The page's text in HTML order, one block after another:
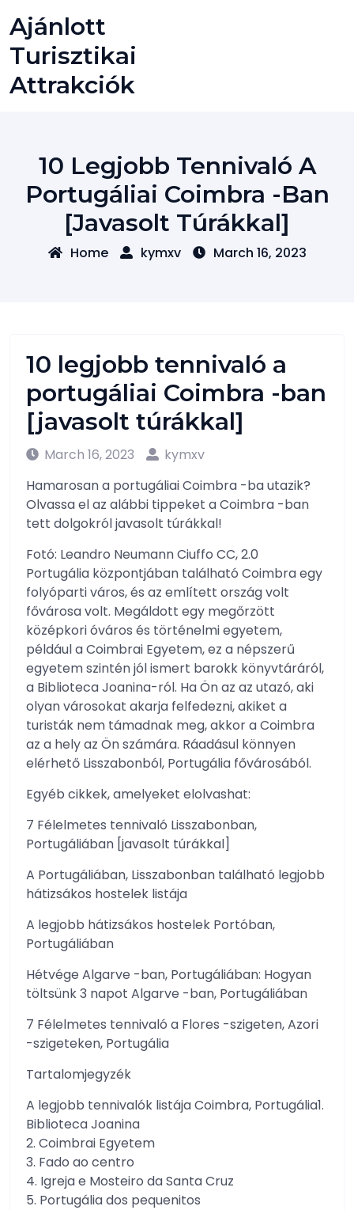
to
content
Ajánlott
Turisztikai
Attrakciók
10 Legjobb Tennivaló A
Portugáliai Coimbra -ban
[javasolt Túrákkal]
Home kymxv March 16, 2023
10 legjobb tennivaló a
portugáliai Coimbra -ban
[javasolt túrákkal]
March 16, 2023
kymxv
Hamarosan a portugáliai Coimbra -ba utazik?
Olvassa el az alábbi tippeket a Coimbra -ban
tett dolgokról javasolt túrákkal!
Fotó: Leandro Neumann Ciuffo CC, 2.0
Portugália központjában található Coimbra egy
folyóparti város, és az említett ország volt
fővárosa volt. Megáldott egy megőrzött
középkori óváros és történelmi egyetem,
például a Coimbrai Egyetem, ez a népszerű
egyetem szintén jól ismert barokk könyvtáráról,
a Biblioteca Joanina-ról. Ha Ön az az utazó, aki
olyan városokat akarja felfedezni, akiket a
turisták nem támadnak meg, akkor a Coimbra
az a hely az Ön számára. Ráadásul könnyen
elérhető Lisszabonból, Portugália fővárosából.
Egyéb cikkek, amelyeket elolvashat:
7 Félelmetes tennivaló Lisszabonban,
Portugáliában [javasolt túrákkal]
A Portugáliában, Lisszabonban található legjobb
hátizsákos hostelek listája
A legjobb hátizsákos hostelek Portóban,
Portugáliában
Hétvége Algarve -ban, Portugáliában: Hogyan
töltsünk 3 napot Algarve -ban, Portugáliában
7 Félelmetes tennivaló a Flores -szigeten, Azori
-szigeteken, Portugália
Tartalomjegyzék
A legjobb tennivalók listája Coimbra, Portugália1.
Biblioteca Joanina
2. Coimbrai Egyetem
3. Fado ao centro
4. Igreja e Mosteiro da Santa Cruz
5. Portugália dos pequenitos